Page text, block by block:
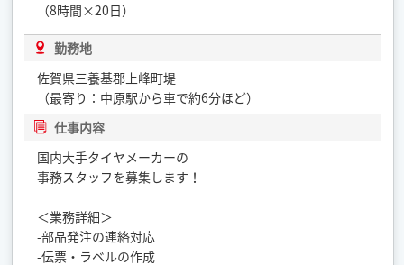
（8時間×20日）
勤務地
佐賀県三養基郡上峰町堤
（最寄り：中原駅から車で約6分ほど）
仕事内容
国内大手タイヤメーカーの
事務スタッフを募集します！
＜業務詳細＞
-部品発注の連絡対応
-伝票・ラベルの作成